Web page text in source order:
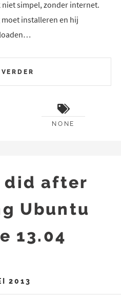
niet simpel, zonder internet.
installeren en hij
NONE
did after
Ubuntu
13.04
2013